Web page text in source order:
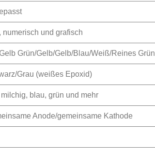
numerisch und grafisch
Grün/Gelb/Gelb/Blau/Weiß/Reines Grün
Grau (weißes Epoxid)
milchig, blau, grün und mehr
Anode/gemeinsame Kathode